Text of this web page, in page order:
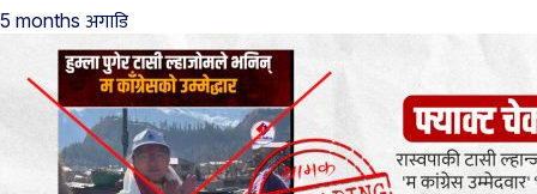
5 months अगाडि